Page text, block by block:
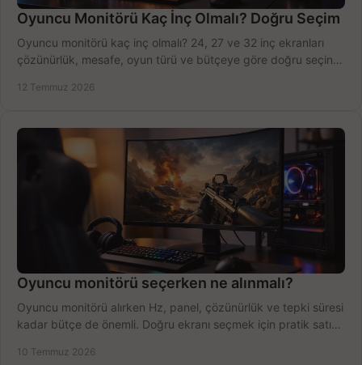
Oyuncu Monitörü Kaç İnç Olmalı? Doğru Seçim
Oyuncu monitörü kaç inç olmalı? 24, 27 ve 32 inç ekranları
çözünürlük, mesafe, oyun türü ve bütçeye göre doğru seçin,
12 Temmuz 2026
Oyuncu monitörü seçerken ne alınmalı?
Oyuncu monitörü alırken Hz, panel, çözünürlük ve tepki süresi
kadar bütçe de önemli. Doğru ekranı seçmek için pratik satın
10 Temmuz 2026